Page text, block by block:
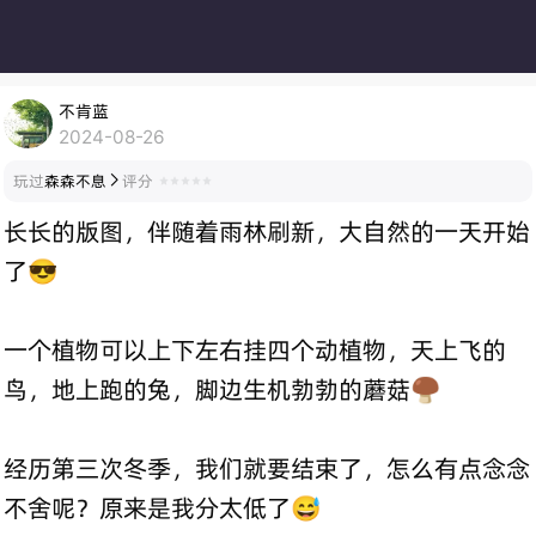
不肯蓝
2024-08-26
玩过森森不息 评分
长长的版图，伴随着雨林刷新，大自然的一天开始
了😎
一个植物可以上下左右挂四个动植物，天上飞的
鸟，地上跑的兔，脚边生机勃勃的蘑菇🍄‍🟫
经历第三次冬季，我们就要结束了，怎么有点念念
不舍呢？原来是我分太低了😅